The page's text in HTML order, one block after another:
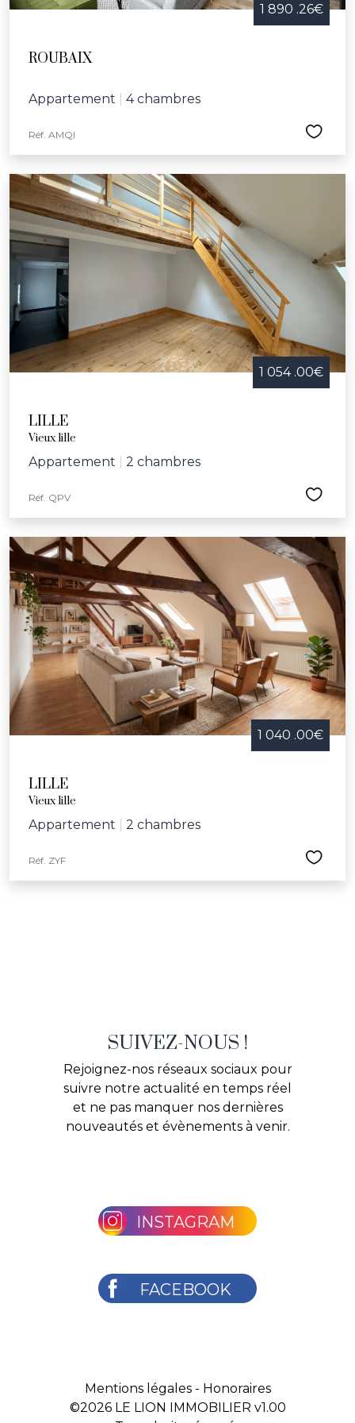
1 890 .26€
ROUBAIX
Appartement 4 chambres
Réf. AMQI
1 054 .00€
LILLE
Vieux lille
Appartement 2 chambres
Réf. QPV
1 040 .00€
LILLE
Vieux lille
Appartement 2 chambres
Réf. ZYF
SUIVEZ-NOUS !
Rejoignez-nos réseaux sociaux pour
suivre notre actualité en temps réel
et ne pas manquer nos dernières
nouveautés et évènements à venir.
INSTAGRAM
FACEBOOK
Mentions légales- Honoraires
©2026 LE LION IMMOBILIER v1.00